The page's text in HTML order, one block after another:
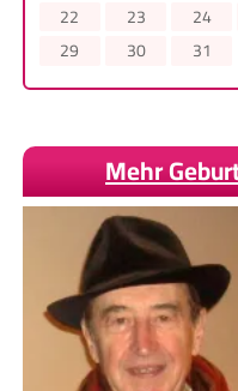
22
23 24
29
30 31
Mehr